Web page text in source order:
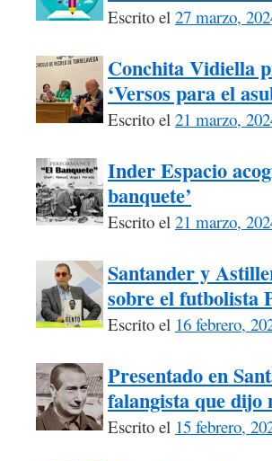
Escrito el 27 marzo,
Conchita Vidiella
‘Versos para el
Escrito el 21 marzo,
Inder Espacio
banquete’
Escrito el 21 marzo,
Santander y
sobre el futbolista
Escrito el 16 febrero,
Presentado en
falangista que dijo
Escrito el 15 febrero,